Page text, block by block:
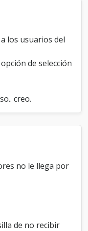
los usuarios del
de selección
creo.
no le llega por
de no recibir